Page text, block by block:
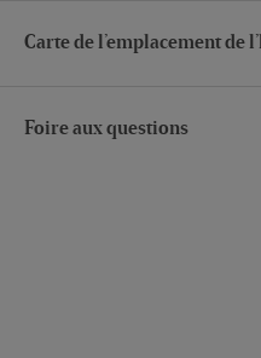
Carte de l’emplacement de
Foire aux questions